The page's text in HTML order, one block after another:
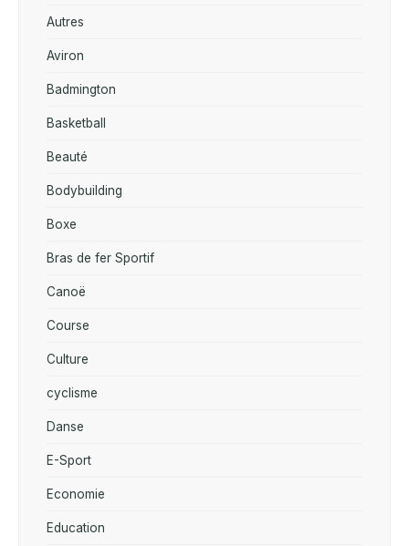
Autres
Aviron
Badmington
Basketball
Beauté
Bodybuilding
Boxe
Bras de fer Sportif
Canoë
Course
Culture
cyclisme
Danse
E-Sport
Economie
Education